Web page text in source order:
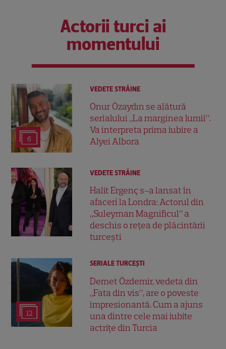
Actorii turci ai
momentului
6
VEDETE STRĂINE
Onur Özaydın se alătură
serialului „La marginea lumii”.
Va interpreta prima iubire a
Alyei Albora
VEDETE STRĂINE
Halit Ergenç s-a lansat în
afaceri la Londra: Actorul din
„Suleyman Magnificul” a
deschis o rețea de plăcintării
turcești
12
SERIALE TURCEŞTI
Demet Özdemir, vedeta din
„Fata din vis”, are o poveste
impresionantă. Cum a ajuns
una dintre cele mai iubite
actrițe din Turcia